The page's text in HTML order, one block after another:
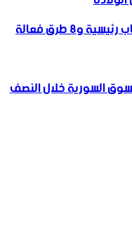
لماذا أصبح هاتفك بطيئًا؟ 6 أسباب رئيسية و8 طرق فعالة
السورية خلال النصف